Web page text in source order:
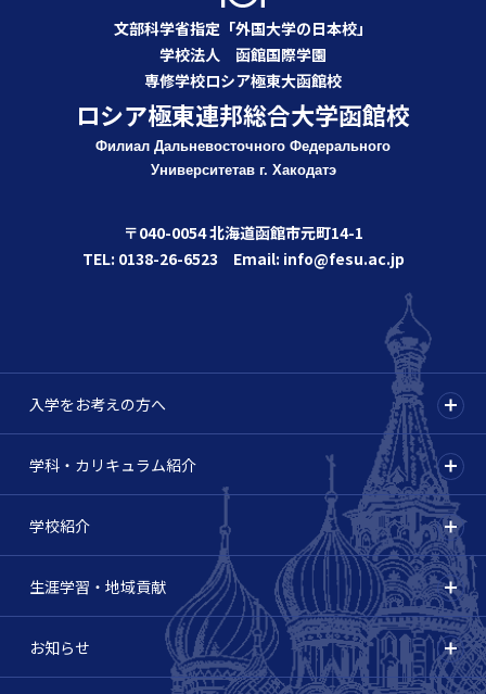
文部科学省指定「外国大学の日本校」
学校法人 函館国際学園
専修学校ロシア極東大函館校
ロシア極東連邦総合大学函館校
Филиал Дальневосточного Федерального
Университетав г. Хакодатэ
〒040-0054 北海道函館市元町14-1
TEL: 0138-26-6523 Email: info@fesu.ac.jp
入学をお考えの方へ
学科・カリキュラム紹介
学校紹介
生涯学習・地域貢献
お知らせ